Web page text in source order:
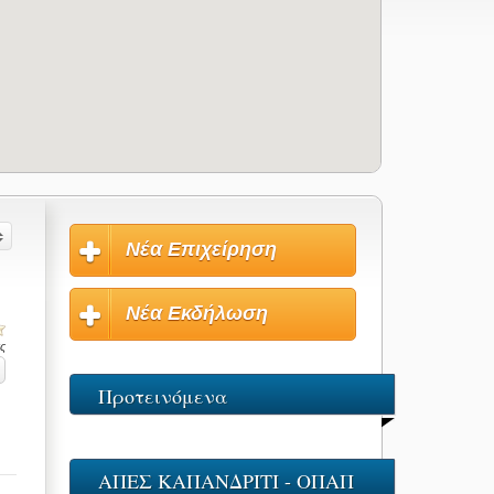
Νέα Επιχείρηση
Νέα Εκδήλωση
Προτεινόμενα
ΑΠΕΣ ΚΑΠΑΝΔΡΙΤΙ - ΟΠΑΠ